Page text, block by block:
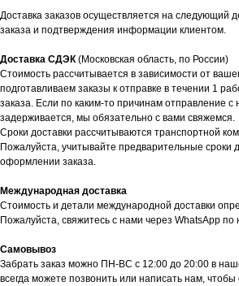
Доставка заказов осуществляется на следующий
заказа и подтверждения информации клиентом.
Доставка СДЭК(Московская область, по России)
Стоимость рассчитывается в зависимости от
подготавливаем заказы к отправке в течении 1
заказа. Если по каким-то причинам отправление
задерживается, мы обязательно с вами свяжемся.
Сроки доставки рассчитываются транспортной
Пожалуйста, учитывайте предварительные сроки
оформлении заказа.
Международная доставка
Стоимость и детали международной доставки
Пожалуйста, свяжитесь с нами через WhatsApp по
Самовывоз
Забрать заказ можно ПН-ВС с 12:00 до 20:00 в
всегда можете позвонить или написать нам,